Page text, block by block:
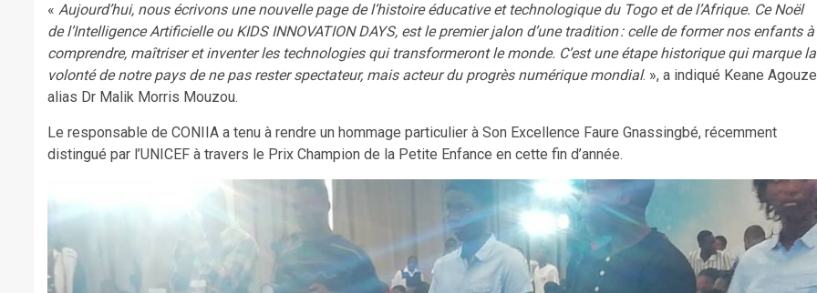
« Aujourd’hui, nous écrivons une nouvelle page de l’histoire éducative et technologique du Togo et de l’Afrique. Ce Noël
de l’Intelligence Artificielle ou KIDS INNOVATION DAYS, est le premier jalon d’une tradition : celle de former nos enfants à
comprendre, maîtriser et inventer les technologies qui transformeront le monde. C’est une étape historique qui marque la
volonté de notre pays de ne pas rester spectateur, mais acteur du progrès numérique mondial. », a indiqué Keane Agouze
alias Dr Malik Morris Mouzou.
Le responsable de CONIIA a tenu à rendre un hommage particulier à Son Excellence Faure Gnassingbé, récemment
distingué par l’UNICEF à travers le Prix Champion de la Petite Enfance en cette fin d’année.